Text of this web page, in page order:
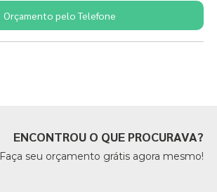
Orçamento pelo Telefone
ENCONTROU O QUE PROCURAVA?
Faça seu orçamento grátis agora mesmo!